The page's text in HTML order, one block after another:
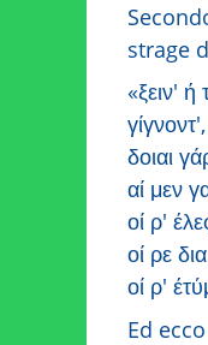
strage
«ξειν' ή
δοιαι
αί μεν
οί ρ'
οί ρε
οί ρ'
Ed